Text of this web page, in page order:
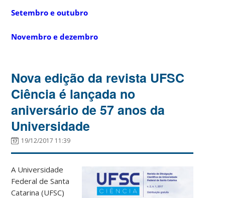
Setembro e outubro
Novembro e dezembro
Nova edição da revista UFSC
Ciência é lançada no
aniversário de 57 anos da
Universidade
19/12/2017 11:39
A Universidade
Federal de Santa
Catarina (UFSC)